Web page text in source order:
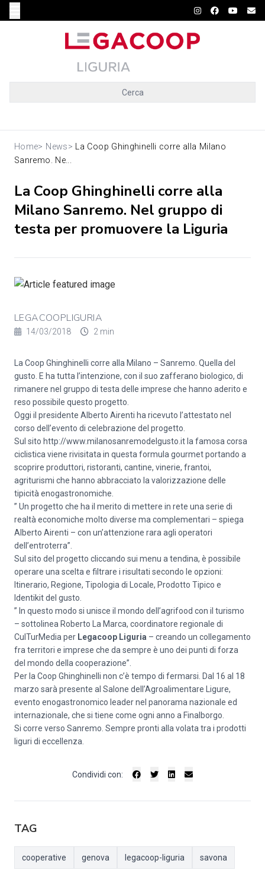
Cerca
Home> News> La Coop Ghinghinelli corre alla Milano
Sanremo. Ne...
La Coop Ghinghinelli corre alla
Milano Sanremo. Nel gruppo di
testa per promuovere la Liguria
LEGACOOPLIGURIA
14/03/2018 2 min
La Coop Ghinghinelli corre alla Milano – Sanremo. Quella del
gusto. E ha tutta l’intenzione, con il suo zafferano biologico, di
rimanere nel gruppo di testa delle imprese che hanno aderito e
reso possibile questo progetto.
Oggi il presidente Alberto Airenti ha ricevuto l’attestato nel
corso dell’evento di celebrazione del progetto.
Sul sito http://www.milanosanremodelgusto.it la famosa corsa
ciclistica viene rivisitata in questa formula gourmet portando a
scoprire produttori, ristoranti, cantine, vinerie, frantoi,
agriturismi che hanno abbracciato la valorizzazione delle
tipicità enogastronomiche.
” Un progetto che ha il merito di mettere in rete una serie di
realtà economiche molto diverse ma complementari – spiega
Alberto Airenti – con un’attenzione rara agli operatori
dell’entroterra”.
Sul sito del progetto cliccando sui menu a tendina, è possibile
operare una scelta e filtrare i risultati secondo le opzioni:
Itinerario, Regione, Tipologia di Locale, Prodotto Tipico e
Identikit del gusto.
” In questo modo si unisce il mondo dell’agrifood con il turismo
– sottolinea Roberto La Marca, coordinatore regionale di
CulTurMedia per Legacoop Liguria – creando un collegamento
fra territori e imprese che da sempre è uno dei punti di forza
del mondo della cooperazione”.
Per la Coop Ghinghinelli non c’è tempo di fermarsi. Dal 16 al 18
marzo sarà presente al Salone dell’Agroalimentare Ligure,
evento enogastronomico leader nel panorama nazionale ed
internazionale, che si tiene come ogni anno a Finalborgo.
Si corre verso Sanremo. Sempre pronti alla volata tra i prodotti
liguri di eccellenza.
Condividi con:
TAG
cooperative genova legacoop-liguria savona